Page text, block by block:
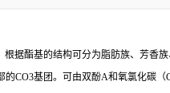
据酯基的结构可分为脂肪族、芳
CO3基团。可由双酚A和氧氯化碳